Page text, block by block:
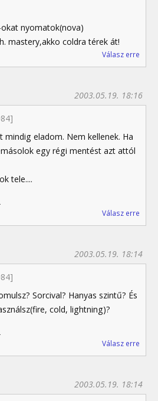
nyomatok(nova)
mastery,akko coldra térek át!
Válasz erre
2003.05.19. 18:16
mindig eladom. Nem kellenek. Ha
egy régi mentést azt attól
tele....
Válasz erre
2003.05.19. 18:14
Sorcival? Hanyas szintű? És
cold, lightning)?
Válasz erre
2003.05.19. 18:14